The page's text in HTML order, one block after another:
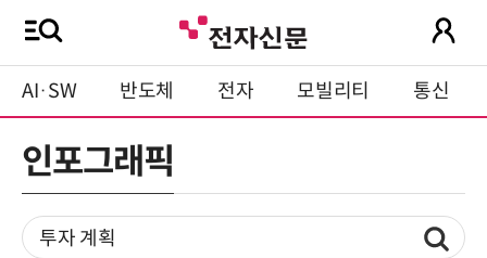
AI·SW 반도체 전자 모빌리티 통신
인포그래픽